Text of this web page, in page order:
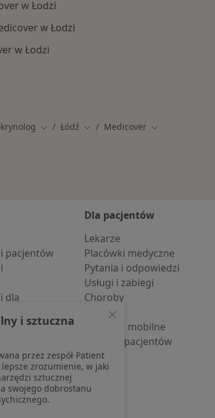
w Łodzi
w Łodzi
w Łodzi
Zmień miasto
Łódź Zmień miasto
Medicover Zmień miasto
pacjentów
dla
Dla pacjentów
Lekarze
Placówki medyczne
Pytania i odpowiedzi
Usługi i zabiegi
Choroby
Pomoc
Aplikacje mobilne
Blog dla pacjentów
i sztuczna
przez zespół Patient
zrozumienie, w jaki
sztucznej
swojego dobrostanu